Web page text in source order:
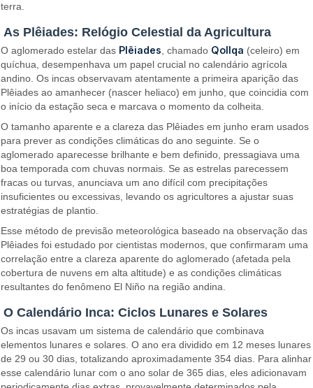
terra.
As Plêiades: Relógio Celestial da Agricultura
O aglomerado estelar das Plêiades, chamado Qollqa (celeiro) em
quíchua, desempenhava um papel crucial no calendário agrícola
andino. Os incas observavam atentamente a primeira aparição das
Plêiades ao amanhecer (nascer heliaco) em junho, que coincidia com
o início da estação seca e marcava o momento da colheita.
O tamanho aparente e a clareza das Plêiades em junho eram usados
para prever as condições climáticas do ano seguinte. Se o
aglomerado aparecesse brilhante e bem definido, pressagiava uma
boa temporada com chuvas normais. Se as estrelas parecessem
fracas ou turvas, anunciava um ano difícil com precipitações
insuficientes ou excessivas, levando os agricultores a ajustar suas
estratégias de plantio.
Esse método de previsão meteorológica baseado na observação das
Plêiades foi estudado por cientistas modernos, que confirmaram uma
correlação entre a clareza aparente do aglomerado (afetada pela
cobertura de nuvens em alta altitude) e as condições climáticas
resultantes do fenômeno El Niño na região andina.
O Calendário Inca: Ciclos Lunares e Solares
Os incas usavam um sistema de calendário que combinava
elementos lunares e solares. O ano era dividido em 12 meses lunares
de 29 ou 30 dias, totalizando aproximadamente 354 dias. Para alinhar
esse calendário lunar com o ano solar de 365 dias, eles adicionavam